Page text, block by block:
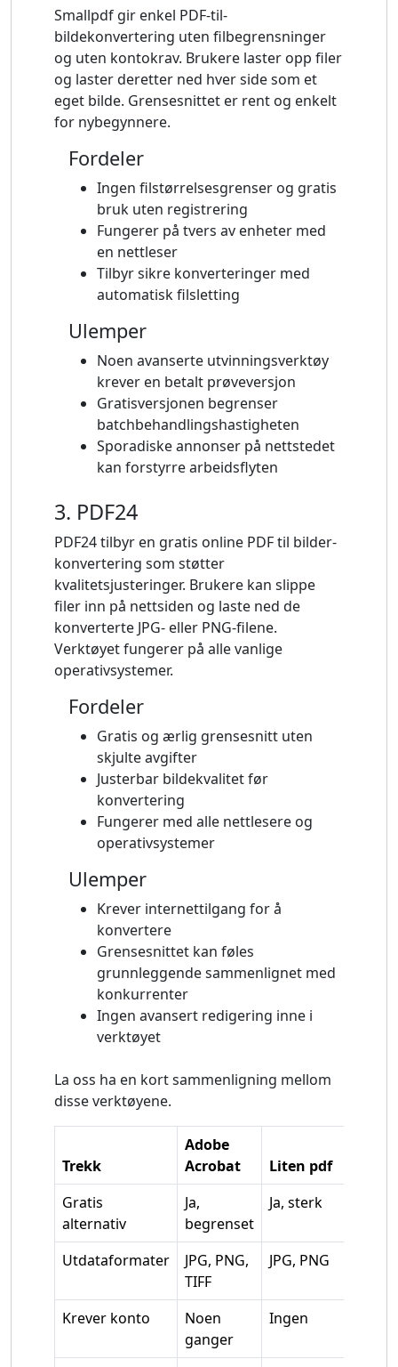
Smallpdf gir enkel PDF-til-
bildekonvertering uten filbegrensninger
og uten kontokrav. Brukere laster opp filer
og laster deretter ned hver side som et
eget bilde. Grensesnittet er rent og enkelt
for nybegynnere.
Fordeler
Ingen filstørrelsesgrenser og gratis
bruk uten registrering
Fungerer på tvers av enheter med
en nettleser
Tilbyr sikre konverteringer med
automatisk filsletting
Ulemper
Noen avanserte utvinningsverktøy
krever en betalt prøveversjon
Gratisversjonen begrenser
batchbehandlingshastigheten
Sporadiske annonser på nettstedet
kan forstyrre arbeidsflyten
3. PDF24
PDF24 tilbyr en gratis online PDF til bilder-
konvertering som støtter
kvalitetsjusteringer. Brukere kan slippe
filer inn på nettsiden og laste ned de
konverterte JPG- eller PNG-filene.
Verktøyet fungerer på alle vanlige
operativsystemer.
Fordeler
Gratis og ærlig grensesnitt uten
skjulte avgifter
Justerbar bildekvalitet før
konvertering
Fungerer med alle nettlesere og
operativsystemer
Ulemper
Krever internettilgang for å
konvertere
Grensesnittet kan føles
grunnleggende sammenlignet med
konkurrenter
Ingen avansert redigering inne i
verktøyet
La oss ha en kort sammenligning mellom
disse verktøyene.
Trekk
Adobe
Acrobat
Liten pdf
Gratis
alternativ
Ja,
begrenset
Ja, sterk
Utdataformater
JPG, PNG,
TIFF
JPG, PNG
Krever konto
Noen
ganger
Ingen